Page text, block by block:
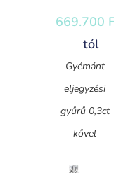
669.700 Ft
tól
Gyémánt
eljegyzési
gyűrű 0,3ct
kővel